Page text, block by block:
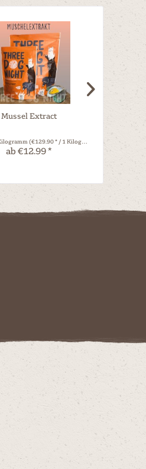
Mussel Extract
(€129.90 * / 1 Kilogramm)
ab €12.99 *